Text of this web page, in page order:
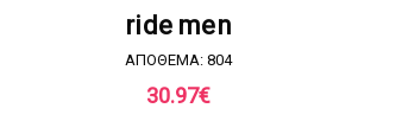
ΖΗΤΗΣΤΕ ΠΡΟΣΦΟΡΑ
ride men
ΑΠΟΘΕΜΑ: 804
30.97€